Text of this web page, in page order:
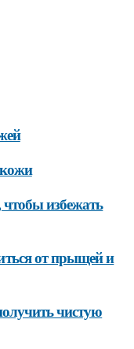
чтобы избежать
от прыщей и
чистую